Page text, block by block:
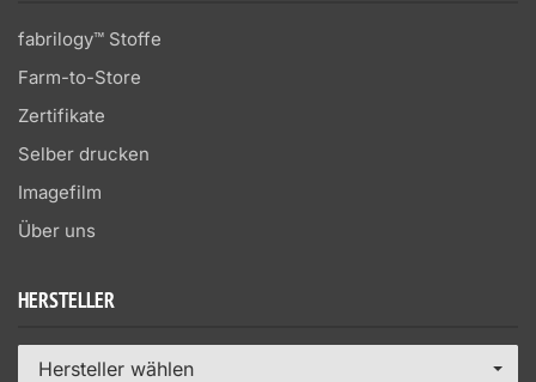
fabrilogy™ Stoffe
Farm-to-Store
Zertifikate
Selber drucken
Imagefilm
Über uns
HERSTELLER
Hersteller wählen